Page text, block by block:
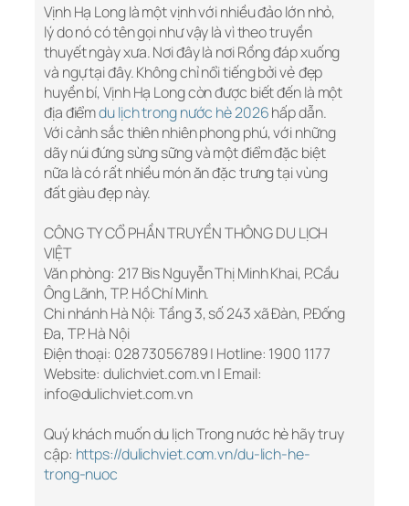
Vịnh Hạ Long là một vịnh với nhiều đảo lớn nhỏ,
lý do nó có tên gọi như vậy là vì theo truyền
thuyết ngày xưa. Nơi đây là nơi Rồng đáp xuống
và ngự tại đây. Không chỉ nổi tiếng bởi vẻ đẹp
huyền bí, Vịnh Hạ Long còn được biết đến là một
địa điểmdu lịch trong nước hè 2026hấp dẫn.
Với cảnh sắc thiên nhiên phong phú, với những
dãy núi đứng sừng sững và một điểm đặc biệt
nữa là có rất nhiều món ăn đặc trưng tại vùng
đất giàu đẹp này.
CÔNG TY CỔ PHẦN TRUYỀN THÔNG DU LỊCH
VIỆT
Văn phòng: 217 Bis Nguyễn Thị Minh Khai, P.Cầu
Ông Lãnh, TP. Hồ Chí Minh.
Chi nhánh Hà Nội: Tầng 3, số 243 xã Đàn, P.Đống
Đa, TP. Hà Nội
Điện thoại: 028 73056789 | Hotline: 1900 1177
Website: dulichviet.com.vn | Email:
info@dulichviet.com.vn
Quý khách muốn du lịch Trong nước hè hãy truy
cập: https://dulichviet.com.vn/du-lich-he-
trong-nuoc